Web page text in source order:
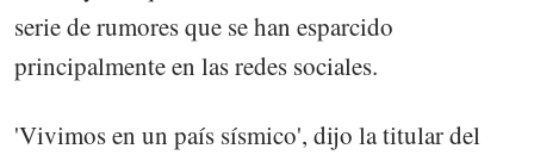
serie de rumores que se han esparcido
principalmente en las redes sociales.
'Vivimos en un país sísmico', dijo la titular del